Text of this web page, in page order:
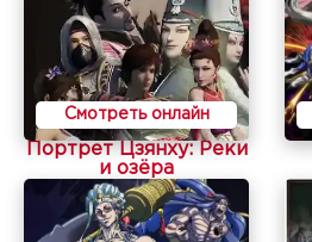
Смотреть онлайн
Портрет Цзянху: Реки
и озёра